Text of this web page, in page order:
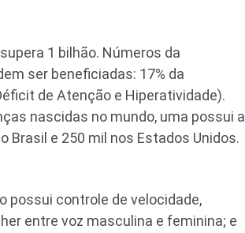
1 bilhão. Números da
ser beneficiadas: 17% da
de Atenção e Hiperatividade).
nascidas no mundo, uma possui a
e 250 mil nos Estados Unidos.
possui controle de velocidade,
entre voz masculina e feminina; e